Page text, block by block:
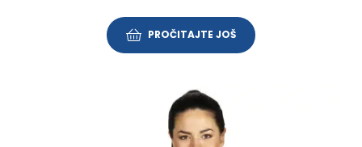
PROČITAJTE JOŠ